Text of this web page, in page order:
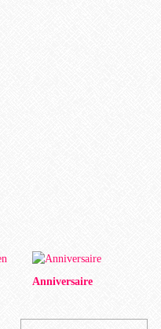
Anniversaire